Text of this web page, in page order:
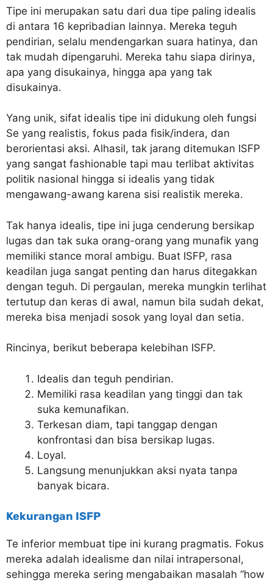
Tipe ini merupakan satu dari dua tipe paling idealis
di antara 16 kepribadian lainnya. Mereka teguh
pendirian, selalu mendengarkan suara hatinya, dan
tak mudah dipengaruhi. Mereka tahu siapa dirinya,
apa yang disukainya, hingga apa yang tak
disukainya.
Yang unik, sifat idealis tipe ini didukung oleh fungsi
Se yang realistis, fokus pada fisik/indera, dan
berorientasi aksi. Alhasil, tak jarang ditemukan ISFP
yang sangat fashionable tapi mau terlibat aktivitas
politik nasional hingga si idealis yang tidak
mengawang-awang karena sisi realistik mereka.
Tak hanya idealis, tipe ini juga cenderung bersikap
lugas dan tak suka orang-orang yang munafik yang
memiliki stance moral ambigu. Buat ISFP, rasa
keadilan juga sangat penting dan harus ditegakkan
dengan teguh. Di pergaulan, mereka mungkin terlihat
tertutup dan keras di awal, namun bila sudah dekat,
mereka bisa menjadi sosok yang loyal dan setia.
Rincinya, berikut beberapa kelebihan ISFP.
Idealis dan teguh pendirian.
Memiliki rasa keadilan yang tinggi dan tak
suka kemunafikan.
Terkesan diam, tapi tanggap dengan
konfrontasi dan bisa bersikap lugas.
Loyal.
Langsung menunjukkan aksi nyata tanpa
banyak bicara.
Kekurangan ISFP
Te inferior membuat tipe ini kurang pragmatis. Fokus
mereka adalah idealisme dan nilai intrapersonal,
sehingga mereka sering mengabaikan masalah “how